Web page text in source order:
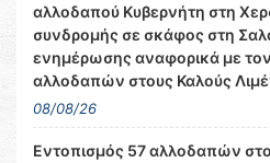
αλλοδαπού Κυβερνήτη στη
συνδρομής σε σκάφος στη
ενημέρωσης αναφορικά με
αλλοδαπών στους Καλούς
08/08/26
Εντοπισμός 57 αλλοδαπών